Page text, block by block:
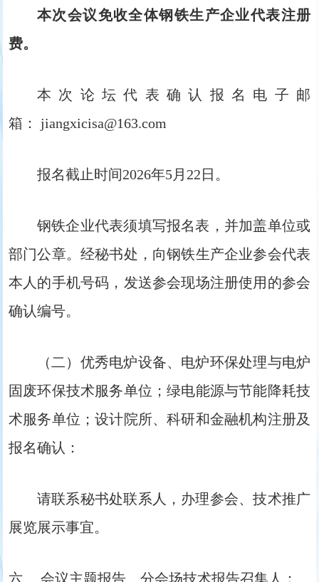
本次会议免收全体钢铁生产企业代表注册
费。
本次论坛代表确认报名电子邮
箱： jiangxicisa@163.com
报名截止时间2026年5月22日。
钢铁企业代表须填写报名表，并加盖单位或
部门公章。经秘书处，向钢铁生产企业参会代表
本人的手机号码，发送参会现场注册使用的参会
确认编号。
（二）优秀电炉设备、电炉环保处理与电炉
固废环保技术服务单位；绿电能源与节能降耗技
术服务单位；设计院所、科研和金融机构注册及
报名确认：
请联系秘书处联系人，办理参会、技术推广
展览展示事宜。
六、 会议主题报告、分会场技术报告召集人：